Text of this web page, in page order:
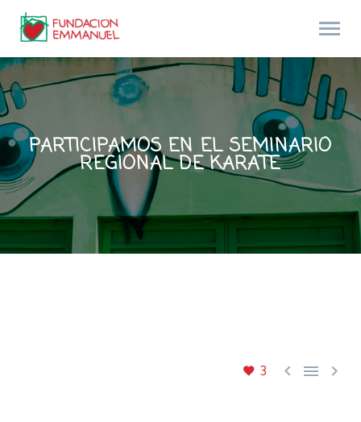
PARTICIPAMOS EN EL SEMINARIO
REGIONAL DE KARATE
3   